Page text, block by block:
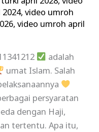
,video umroh
,video umroh april
adalah
umat Islam. Salah
persyaratan
dengan Haji,
tertentu. Apa itu,